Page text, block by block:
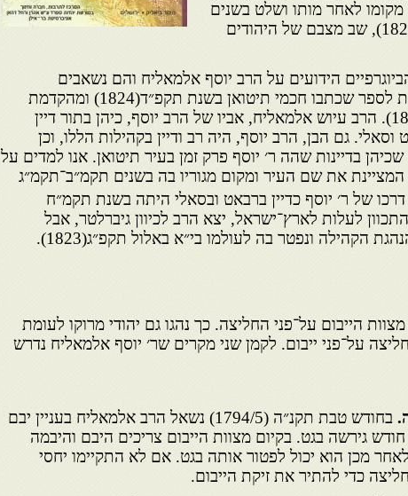
לאחר מותו ושלט בשנים
תקנ״ב-תקפ״ב (1822-1792), שב מצבם של היהודים
הידועים על הרב יוסף אלמאליח והם נשאבים
מתשובותיו, מן ההקדמות לספר שכתבו חכמי תיטואן בשנת תקפ״ד(1824) ומהקדמת
המגיה בשנת תרט״ו(1855). הרב עיוש אלמאליח, אביו של הרב יוסף, כיהן בתור דיין
גם הבן, הרב יוסף, היה רב ודיין בקהילות הללו, וכן
בדיינות שהה ר׳ יוסף פרק זמן בעיר תיטואן. אנו למדים על
את שם העיר ומקום מגוריו בה בשנים תקמ״ב־תקמ״ג
של ר׳ יוסף כדיין ברבאט ובסאלי היתה בשנת תקמ״ח
לעלות לארץ־ישראל, יצא הרב לכיוון גיברלטר, אבל
הקהילה ונפטר בה לעולמו בי״א באלול תקפ״ג(1823).
הייבום על־פני החליצה. כך נהגו גם יהודי מרוקו לעומת
על־פני ייבום. לקמן שני מקרים שר׳ יוסף אלמאליח נדרש
בחודש טבת תקנ״ה (1794/5) נשאל הרב אלמאליח בעניין יבם
גירשה בגט. בקיום מצוות הייבום צריכים היבם והיבמה
מכן הוא יכול לפטור אותה בגט. אם לא התקיימו יחסי
כדי להתיר את זיקת הייבום.